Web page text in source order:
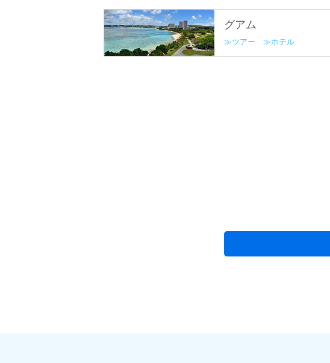
グアム
ツアー ホテル